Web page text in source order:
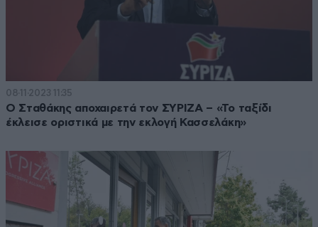
08·11·2023 11:35
Ο Σταθάκης αποχαιρετά τον ΣΥΡΙΖΑ – «Το ταξίδι
έκλεισε οριστικά με την εκλογή Κασσελάκη»